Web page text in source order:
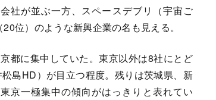
社が並ぶ一方、スペースデブリ（宇宙ご
位）のような新興企業の名も見える。
都に集中していた。東京以外は8社にとど
島HD）が目立つ程度。残りは茨城県、新
京一極集中の傾向がはっきりと表れてい